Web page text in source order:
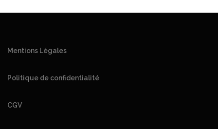
Mentions Légales
Politique de confidentialité
CGV